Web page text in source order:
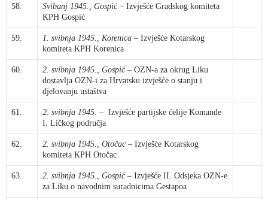
58. Svibanj 1945., Gospić – Izvješće Gradskog komiteta
KPH Gospić
59. 1. svibnja 1945., Korenica – Izvješće Kotarskog
komiteta KPH Korenica
60. 2. svibnja 1945., Gospić – OZN-a za okrug Liku
dostavlja OZN-i za Hrvatsku izvješće o stanju i
djelovanju ustaštva
61. 2. svibnja 1945. – Izvješće partijske ćelije Komande
I. Ličkog područja
62. 2. svibnja 1945., Otočac – Izvješće Kotarskog
komiteta KPH Otočac
63. 2. svibnja 1945., Gospić – Izvješće II. Odsjeka OZN-e
za Liku o navodnim suradnicima Gestapoa